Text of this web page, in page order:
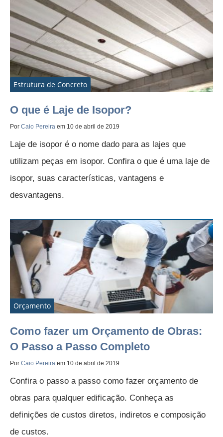
Estrutura de Concreto
O que é Laje de Isopor?
Por Caio Pereira em 10 de abril de 2019
Laje de isopor é o nome dado para as lajes que
utilizam peças em isopor. Confira o que é uma laje de
isopor, suas características, vantagens e
desvantagens.
Orçamento
Como fazer um Orçamento de Obras:
O Passo a Passo Completo
Por Caio Pereira em 10 de abril de 2019
Confira o passo a passo como fazer orçamento de
obras para qualquer edificação. Conheça as
definições de custos diretos, indiretos e composição
de custos.